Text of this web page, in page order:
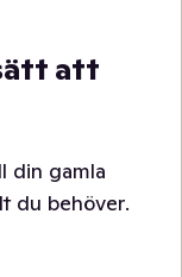
att
din gamla
du behöver.